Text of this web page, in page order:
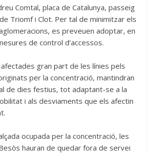
Comtal, placa de Catalunya, passeig
Triomf i Clot. Per tal de minimitzar els
es preveuen adoptar, en
de control d’accessos.
afectades gran part de les línies pels
per la concentració, mantindran
de dies festius, tot adaptant-se a la
i als desviaments que els afectin
ocupada per la concentració, les
hauran de quedar fora de servei